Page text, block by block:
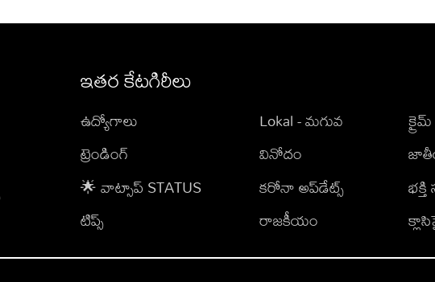
ఇతర కేటగిరీలు
ఉద్యోగాలు
ట్రెండింగ్
🌟 వాట్సాప్ STATUS
టిప్స్
Lokal - మగువ
వినోదం
కరోనా అప్‌డేట్స్
రాజకీయం
క్రైమ్